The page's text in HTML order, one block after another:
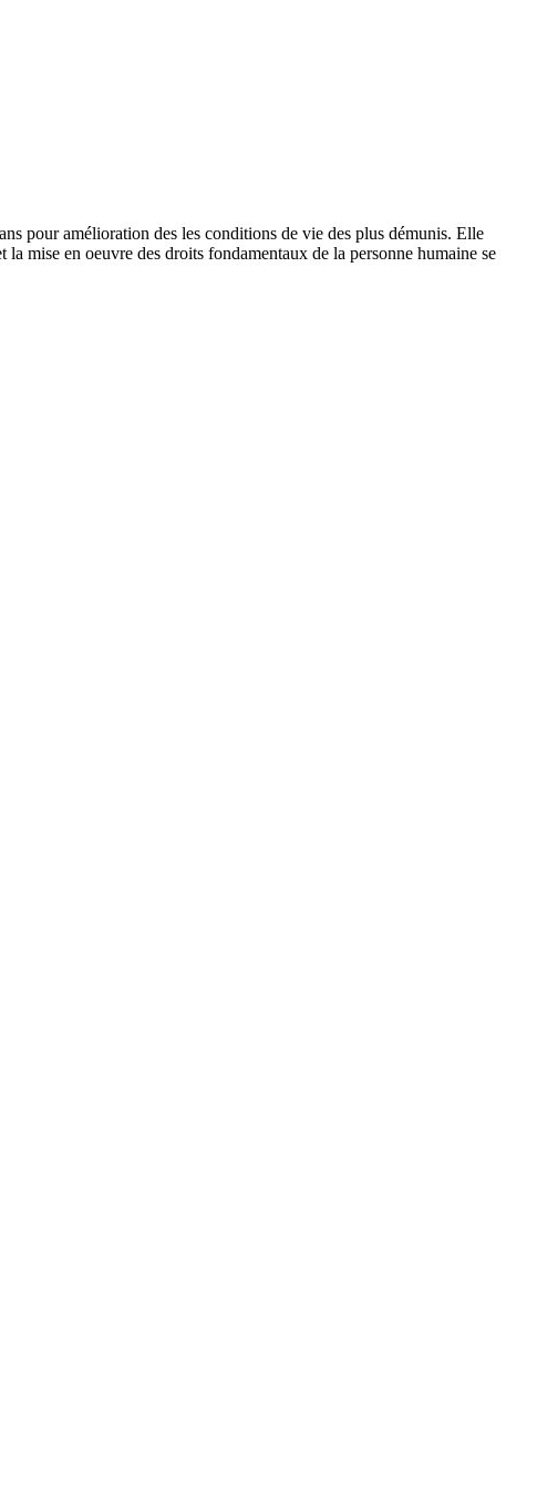
pour amélioration des les conditions de vie des plus démunis. Elle
mise en oeuvre des droits fondamentaux de la personne humaine se